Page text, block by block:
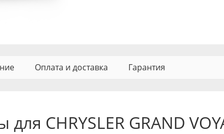
Оплата и доставка Гарантия
CHRYSLER GRAND